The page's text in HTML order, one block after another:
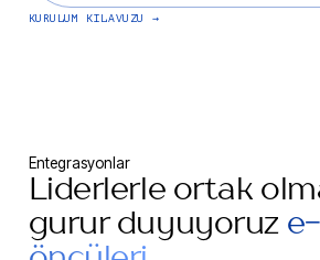
KURULUM KILAVUZU
Entegrasyonlar
Liderlerle ortak
gurur duyuyoruz